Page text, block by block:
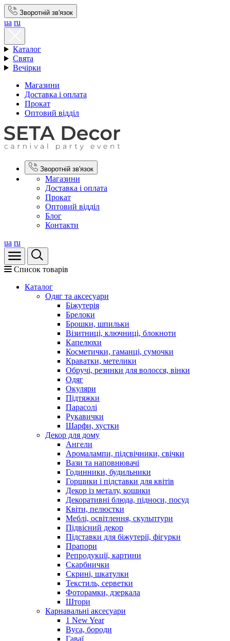
Зворотній зв'язок
ua ru
Каталог
Свята
Вечірки
Магазини
Доставка і оплата
Прокат
Оптовий відділ
Зворотній зв'язок
Магазини
Доставка і оплата
Прокат
Оптовий відділ
Блог
Контакти
ua ru
Список товарів
Каталог
Oдяг та аксесуари
Біжутерія
Брелоки
Брошки, шпильки
Візитниці, ключниці, блокноти
Капелюхи
Косметички, гаманці, сумочки
Краватки, метелики
Обручі, резинки для волосся, вінки
Одяг
Окуляри
Підтяжки
Парасолі
Рукавички
Шарфи, хустки
Декор для дому
Ангели
Аромалампи, підсвічники, свічки
Вази та наповнювачі
Годинники, будильники
Горщики і підставки для квітів
Декор із металу, кошики
Декоративні блюда, підноси, посуд
Квіти, пелюстки
Меблі, освітлення, скульптури
Підвісний декор
Підставки для біжутерії, фігурки
Прапори
Репродукції, картини
Скарбнички
Скрині, шкатулки
Текстиль, серветки
Фоторамки, дзеркала
Штори
Карнавальні аксесуари
1 New Year
Вуса, бороди
Гаваї